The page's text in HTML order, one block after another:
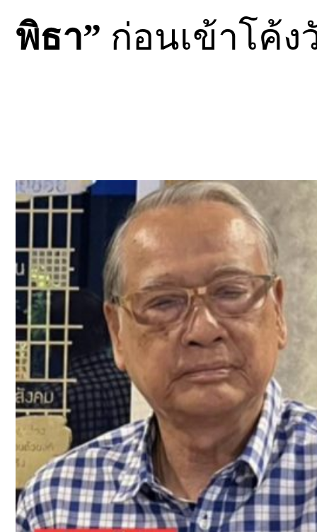
พิธา” ก่อนเข้าโค้